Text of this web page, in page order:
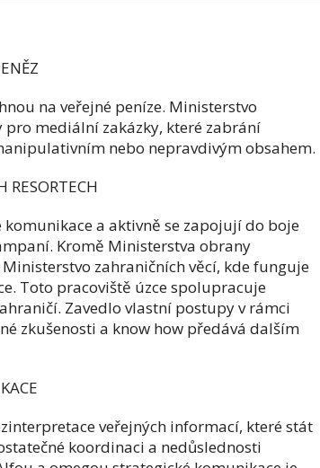
na veřejné peníze. Ministerstvo
mediální zakázky, které zabrání
nebo nepravdivým obsahem.
RESORTECH
a aktivně se zapojují do boje
Kromě Ministerstva obrany
zahraničních věcí, kde funguje
Toto pracoviště úzce spolupracuje
Zavedlo vlastní postupy v rámci
zkušenosti a know how předává dalším
veřejných informací, které stát
koordinaci a nedůslednosti